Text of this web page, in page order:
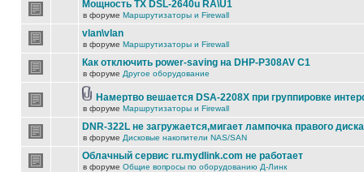
Мощность TX DSL-2640u RA\U1
в форуме Маршрутизаторы и Firewall
vlan\vlan
в форуме Маршрутизаторы и Firewall
Как отключить power-saving на DHP-P308AV C1
в форуме Другое оборудование
Намертво вешается DSA-2208X при группировке
в форуме Маршрутизаторы и Firewall
DNR-322L не загружается,мигает лампочка правого диска
в форуме Дисковые накопители NAS/SAN
Облачный сервис ru.mydlink.com не работает
в форуме Общие вопросы по оборудованию Д-Линк